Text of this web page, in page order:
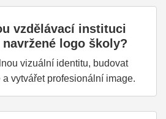
vzdělávací instituci
logo školy?
vizuální identitu, budovat
vytvářet profesionální image.